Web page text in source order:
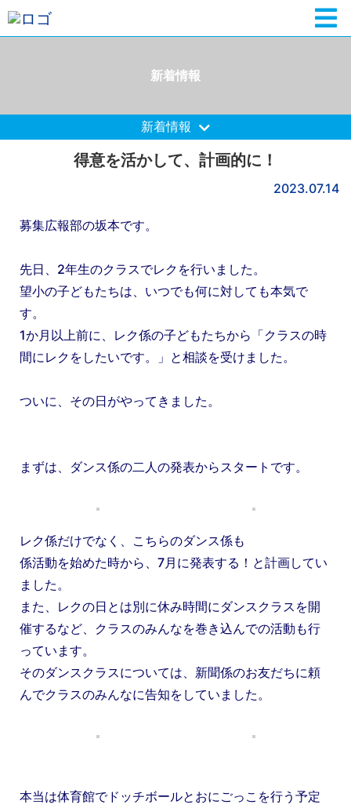
新着情報
新着情報
得意を活かして、計画的に！
2023.07.14
募集広報部の坂本です。
先日、2年生のクラスでレクを行いました。
望小の子どもたちは、いつでも何に対しても本気で
す。
1か月以上前に、レク係の子どもたちから「クラスの時
間にレクをしたいです。」と相談を受けました。
ついに、その日がやってきました。
まずは、ダンス係の二人の発表からスタートです。
レク係だけでなく、こちらのダンス係も
係活動を始めた時から、7月に発表する！と計画してい
ました。
また、レクの日とは別に休み時間にダンスクラスを開
催するなど、クラスのみんなを巻き込んでの活動も行
っています。
そのダンスクラスについては、新聞係のお友だちに頼
んでクラスのみんなに告知をしていました。
本当は体育館でドッチボールとおにごっこを行う予定